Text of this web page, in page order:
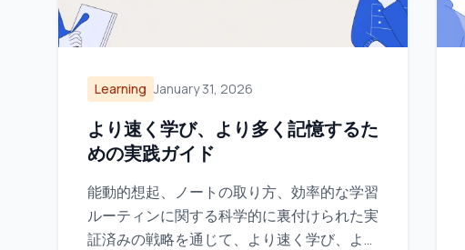
Learning January 31, 2026
より速く学び、より多く記憶するた
めの実践ガイド
能動的想起、ノートの取り方、効率的な学習
ルーティンに関する科学的に裏付けられた実
証済みの戦略を通じて、より速く学び、より